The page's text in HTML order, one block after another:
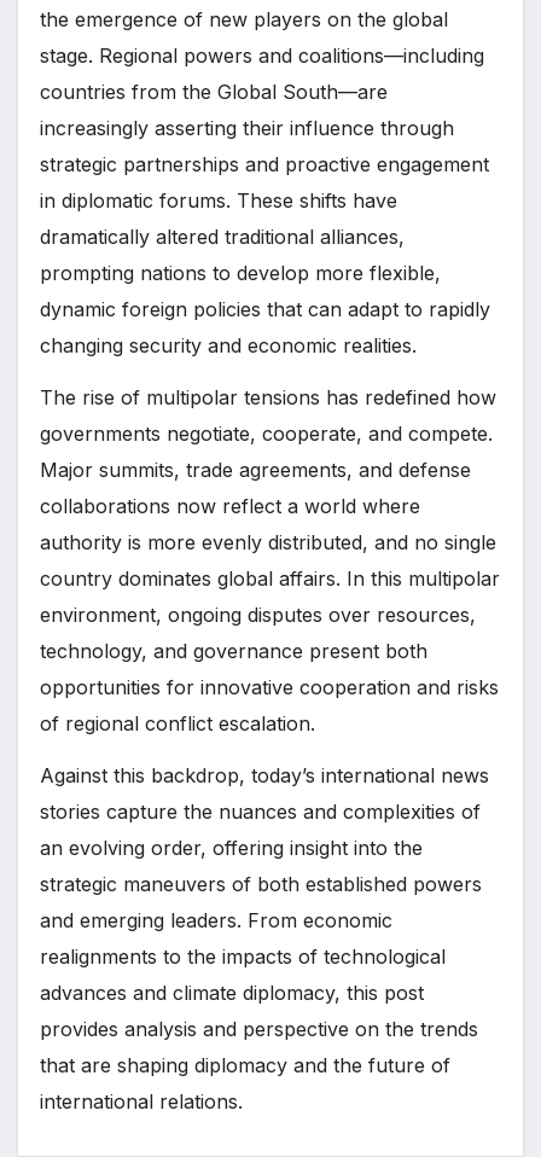
the emergence of new players on the global
stage. Regional powers and coalitions—including
countries from the Global South—are
increasingly asserting their influence through
strategic partnerships and proactive engagement
in diplomatic forums. These shifts have
dramatically altered traditional alliances,
prompting nations to develop more flexible,
dynamic foreign policies that can adapt to rapidly
changing security and economic realities.
The rise of multipolar tensions has redefined how
governments negotiate, cooperate, and compete.
Major summits, trade agreements, and defense
collaborations now reflect a world where
authority is more evenly distributed, and no single
country dominates global affairs. In this multipolar
environment, ongoing disputes over resources,
technology, and governance present both
opportunities for innovative cooperation and risks
of regional conflict escalation.
Against this backdrop, today’s international news
stories capture the nuances and complexities of
an evolving order, offering insight into the
strategic maneuvers of both established powers
and emerging leaders. From economic
realignments to the impacts of technological
advances and climate diplomacy, this post
provides analysis and perspective on the trends
that are shaping diplomacy and the future of
international relations.